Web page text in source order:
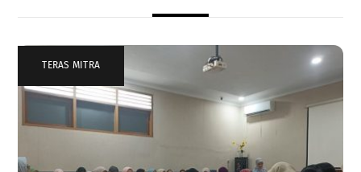
TERAS MITRA